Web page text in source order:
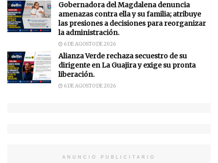
Gobernadora del Magdalena denuncia
amenazas contra ella y su familia; atribuye
las presiones a decisiones para reorganizar
la administración.
6 DE AGOSTO DE 2026
Alianza Verde rechaza secuestro de su
dirigente en La Guajira y exige su pronta
liberación.
6 DE AGOSTO DE 2026
ANUNCIO PUBLICITARIO